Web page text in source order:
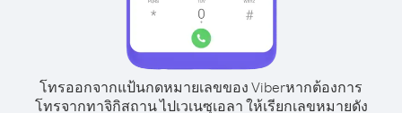
โทรออกจากแป้นกดหมายเลขของ Viberหากต้องการ
โทรจากทาจิกิสถาน ไปเวเนซุเอลา ให้เรียกเลขหมายดัง